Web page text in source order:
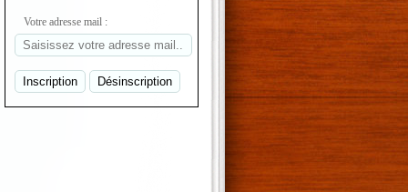
Votre adresse mail :